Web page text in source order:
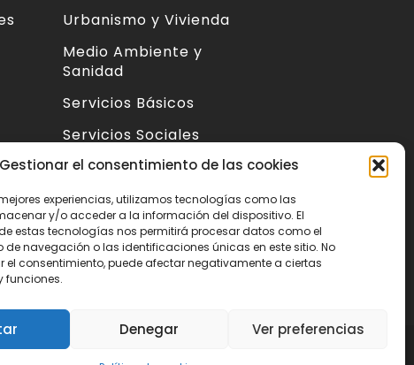
Gestionar el consentimiento de las cookies
experiencias, utilizamos tecnologías como las
y/o acceder a la información del dispositivo. El
estas tecnologías nos permitirá procesar datos como el
navegación o las identificaciones únicas en este sitio. No
el consentimiento, puede afectar negativamente a ciertas
funciones.
Denegar Ver preferencias
de
Urbanismo y Vivienda
Medio Ambiente y
Sanidad
Servicios Básicos
Servicios Sociales
Seguridad Ciudadana
Actividad Económica y
Consumo
Educación, Cultura y
Deportes